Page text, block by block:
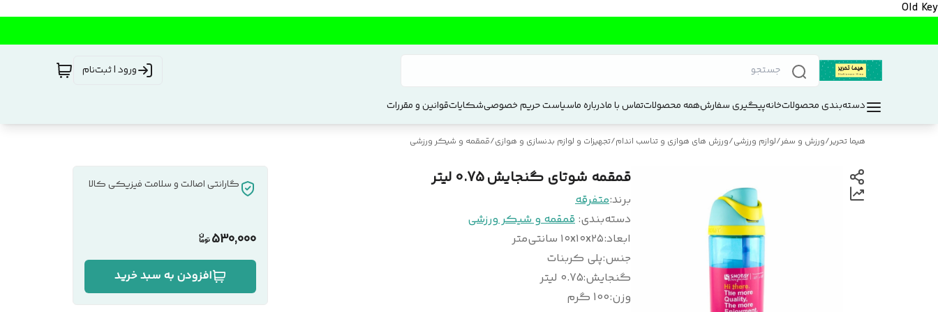
Old Key
ورود | ثبت‌نام
دسته‌بندی محصولاتخانهپیگیری سفارشهمه محصولاتتماس با مادرباره ماسیاست حریم خصوصیشکایاتقوانین و مقررات
هیما تحریر/ورزش و سفر/لوازم ورزشی/ورزش های هوازی و تناسب اندام/تجهیزات و لوازم بدنسازی و هوازی/قمقمه و شیکر ورزشی
قمقمه شوتای گنجایش 0.75 لیتر
برند:متفرقه
دسته‌بندی: قمقمه و شیکر ورزشی
ابعاد:۱۰x۱۰x۲۵ سانتی‌متر
جنس:پلی کربنات
گنجایش:0.75 لیتر
وزن:100 گرم
گارانتی اصالت و سلامت فیزیکی کالا
530,000
افزودن به سبد خرید